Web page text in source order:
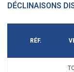
DÉCLINAISONS
RÉF.